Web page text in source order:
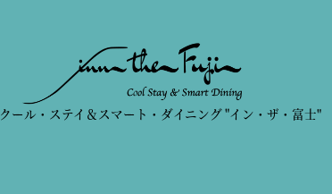
クール・ステイ＆スマート・ダイニング"イン・ザ・富士"